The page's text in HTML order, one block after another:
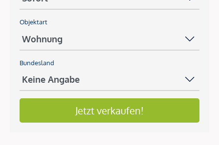
Objektart
Bundesland
Jetzt verkaufen!